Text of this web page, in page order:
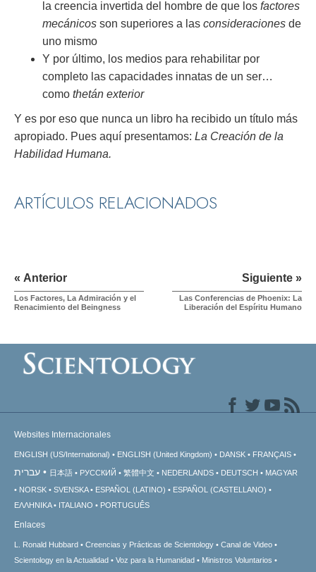
la creencia invertida del hombre de que los factores
mecánicos son superiores a las consideraciones de
uno mismo
Y por último, los medios para rehabilitar por
completo las capacidades innatas de un ser…
como thetán exterior
Y es por eso que nunca un libro ha recibido un título más
apropiado. Pues aquí presentamos: La Creación de la
Habilidad Humana.
ARTÍCULOS RELACIONADOS
« Anterior
Los Factores, La Admiración y el
Renacimiento del Beingness
Siguiente »
Las Conferencias de Phoenix: La
Liberación del Espíritu Humano
Websites Internacionales
ENGLISH (US/International) ENGLISH (United Kingdom) DANSK FRANÇAIS
עברית 日本語 РУССКИЙ 繁體中文 NEDERLANDS DEUTSCH
MAGYAR
NORSK
SVENSKA ESPAÑOL (LATINO)
ESPAÑOL (CASTELLANO)
ΕΛΛΗΝΙΚA
ITALIANO PORTUGUÊS
Enlaces
L. Ronald Hubbard Creencias y Prácticas de Scientology
Canal de Video
Scientology en la Actualidad
Voz para la Humanidad
Ministros Voluntarios